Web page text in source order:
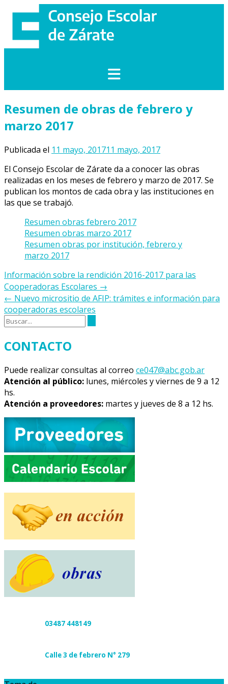
contenido
Resumen de obras de febrero y
marzo 2017
Publicada el 11 mayo, 201711 mayo, 2017
El Consejo Escolar de Zárate da a conocer las obras
realizadas en los meses de febrero y marzo de 2017. Se
publican los montos de cada obra y las instituciones en
las que se trabajó.
Resumen obras febrero 2017
Resumen obras marzo 2017
Resumen obras por institución, febrero y
marzo 2017
Navegación
de
la
entrada
Información sobre la rendición 2016-2017 para las
Cooperadoras Escolares →
← Nuevo micrositio de AFIP: trámites e información para
cooperadoras escolares
CONTACTO
Puede realizar consultas al correo ce047@abc.gob.ar
Atención al público: lunes, miércoles y viernes de 9 a 12
hs.
Atención a proveedores: martes y jueves de 8 a 12 hs.
03487 448149
Calle 3 de febrero N° 279